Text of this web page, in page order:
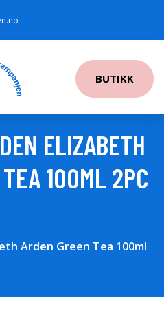
BUTIKK
ELIZABETH
100ML 2PC
Arden Green Tea 100ml